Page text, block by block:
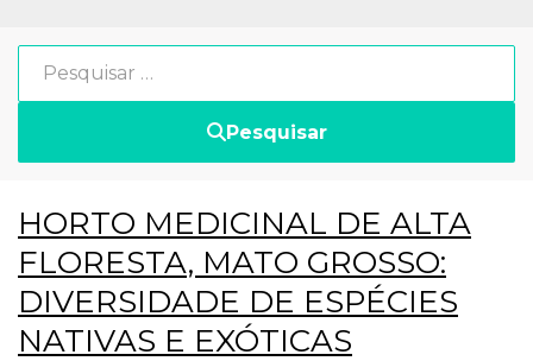
Pesquisar
HORTO MEDICINAL DE ALTA
FLORESTA, MATO GROSSO:
DIVERSIDADE DE ESPÉCIES
NATIVAS E EXÓTICAS